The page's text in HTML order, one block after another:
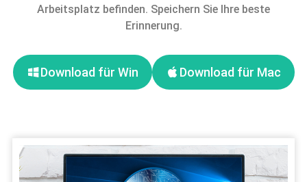
Arbeitsplatz befinden. Speichern Sie Ihre beste
Erinnerung.
Download für Win Download für Mac